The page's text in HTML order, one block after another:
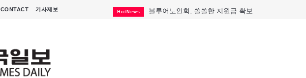
CONTACT 기사제보 HotNews 블루어노인회, 쏠쏠한 지원금 확보